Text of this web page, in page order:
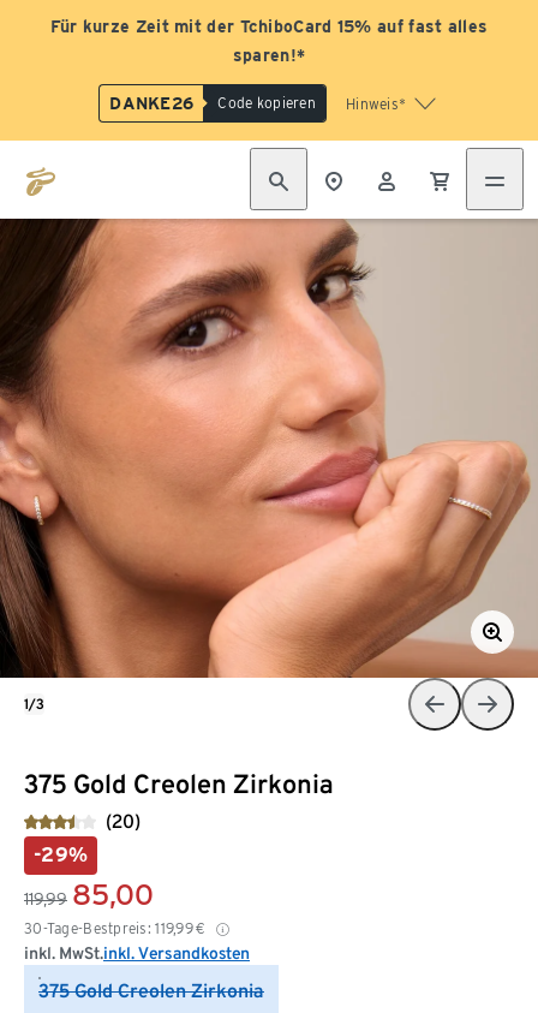
Für kurze Zeit mit der TchiboCard 15% auf fast alles
sparen!*
DANKE26 Code kopieren Hinweis*
375 Gold Creolen Zirkonia
(20)
-29%
119,99 85,00
30-Tage-Bestpreis: 119,99€
inkl. MwSt.inkl. Versandkosten
375 Gold Creolen Zirkonia
1/3